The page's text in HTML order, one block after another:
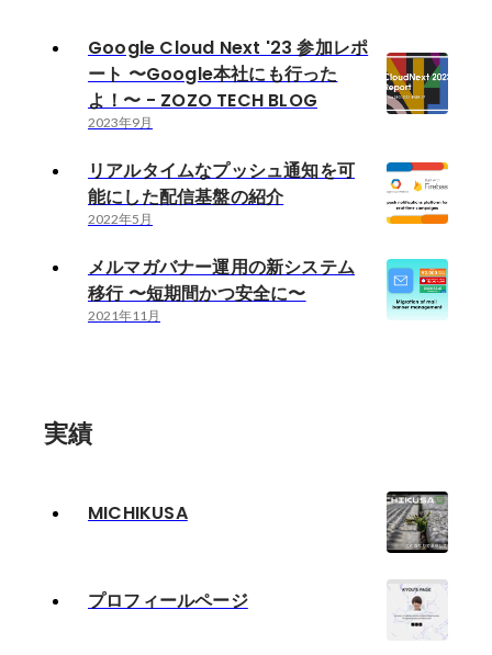
Google Cloud Next '23 参加レポ
ート 〜Google本社にも行った
よ！〜 - ZOZO TECH BLOG
2023年9月
リアルタイムなプッシュ通知を可
能にした配信基盤の紹介
2022年5月
メルマガバナー運用の新システム
移行 〜短期間かつ安全に〜
2021年11月
実績
MICHIKUSA
プロフィールページ